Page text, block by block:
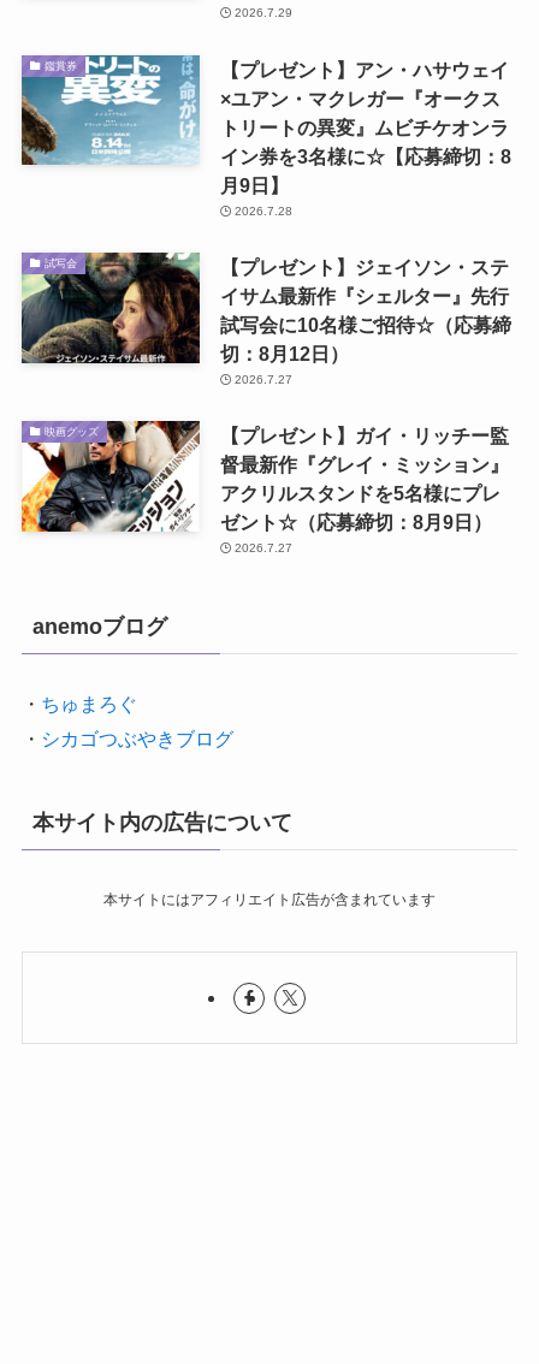
2026.7.29
鑑賞券
【プレゼント】アン・ハサウェイ
×ユアン・マクレガー『オークス
トリートの異変』ムビチケオンラ
イン券を3名様に☆【応募締切：8
月9日】
2026.7.28
試写会
【プレゼント】ジェイソン・ステ
イサム最新作『シェルター』先行
試写会に10名様ご招待☆（応募締
切：8月12日）
2026.7.27
映画グッズ
【プレゼント】ガイ・リッチー監
督最新作『グレイ・ミッション』
アクリルスタンドを5名様にプレ
ゼント☆（応募締切：8月9日）
2026.7.27
anemoブログ
・ ちゅまろぐ
・ シカゴつぶやきブログ
本サイト内の広告について
本サイトにはアフィリエイト広告が含まれています